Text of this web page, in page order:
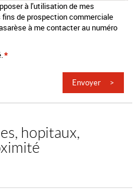
à l'utilisation de mes
de prospection commerciale
à me contacter au numéro
*
hopitaux,